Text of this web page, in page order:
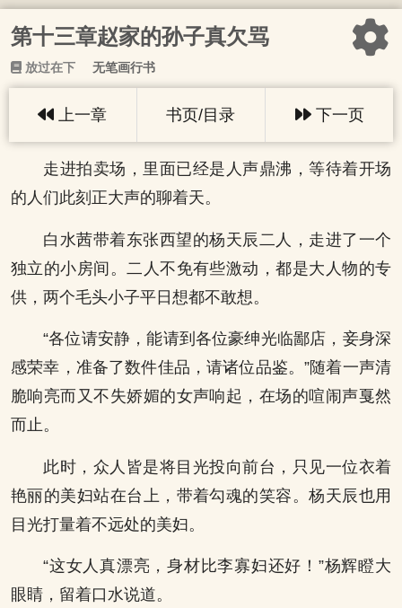
第十三章赵家的孙子真欠骂
放过在下 无笔画行书
上一章 书页/目录 下一页
走进拍卖场，里面已经是人声鼎沸，等待着开场
的人们此刻正大声的聊着天。
白水茜带着东张西望的杨天辰二人，走进了一个
独立的小房间。二人不免有些激动，都是大人物的专
供，两个毛头小子平日想都不敢想。
“各位请安静，能请到各位豪绅光临鄙店，妾身深
感荣幸，准备了数件佳品，请诸位品鉴。”随着一声清
脆响亮而又不失娇媚的女声响起，在场的喧闹声戛然
而止。
此时，众人皆是将目光投向前台，只见一位衣着
艳丽的美妇站在台上，带着勾魂的笑容。杨天辰也用
目光打量着不远处的美妇。
“这女人真漂亮，身材比李寡妇还好！”杨辉瞪大
眼睛，留着口水说道。